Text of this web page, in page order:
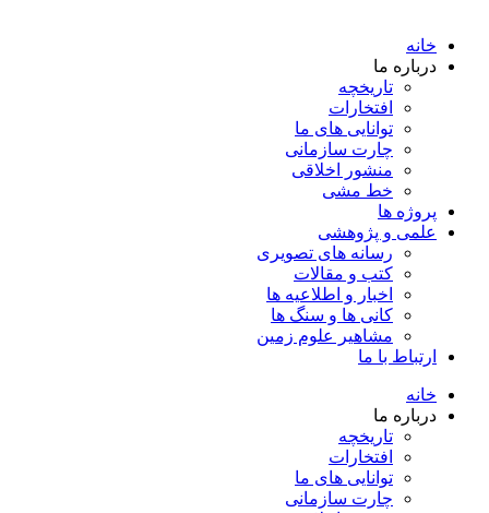
خانه
درباره ما
تاریخچه
افتخارات
توانایی های ما
چارت سازمانی
منشور اخلاقی
خط مشی
پروژه ها
علمی و پژوهشی
رسانه های تصویری
کتب و مقالات
اخبار و اطلاعیه ها
کانی ها و سنگ ها
مشاهیر علوم زمین
ارتباط با ما
خانه
درباره ما
تاریخچه
افتخارات
توانایی های ما
چارت سازمانی